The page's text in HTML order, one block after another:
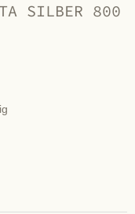
SILBER 800